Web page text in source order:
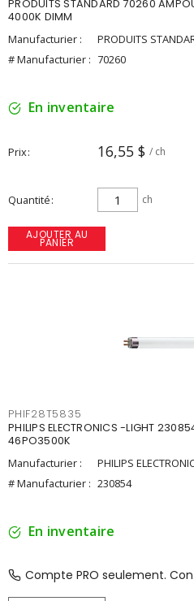
PRODUITS STANDARD 70260
4000K DIMM
Manufacturier :
PRODUITS
# Manufacturier : 70260
En inventaire
Prix 16,55 $ / ch
Quantité ch
AJOUTER AU
PANIER
PHIF28T5835
PHILIPS ELECTRONICS -LIGHT
46PO3500K
Manufacturier :
PHILIPS
# Manufacturier : 230854
En inventaire
Compte PRO seulement.